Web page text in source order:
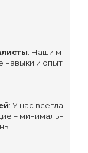
: Наши м
навыки и опыт
: У нас всегда
– минимальн